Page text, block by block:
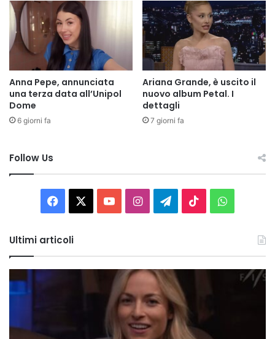
Anna Pepe, annunciata
una terza data all’Unipol
Dome
6 giorni fa
Ariana Grande, è uscito il
nuovo album Petal. I
dettagli
7 giorni fa
Follow Us
Facebook You InstagramTelegram
TikTok
Ultimi articoli